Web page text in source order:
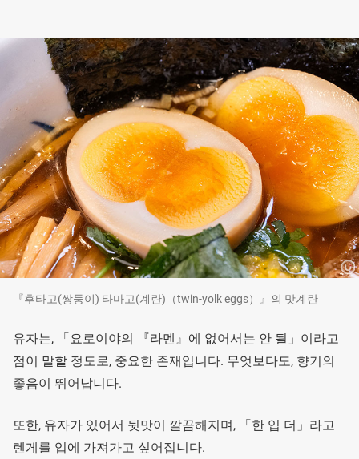
『후타고(쌍둥이) 타마고(계란)（twin-yolk eggs）』의 맛계란
유자는, 「요로이야의 『라멘』에 없어서는 안 될」이라고
점이 말할 정도로, 중요한 존재입니다. 무엇보다도, 향기의
좋음이 뛰어납니다.
또한, 유자가 있어서 뒷맛이 깔끔해지며, 「한 입 더」라고
렌게를 입에 가져가고 싶어집니다.